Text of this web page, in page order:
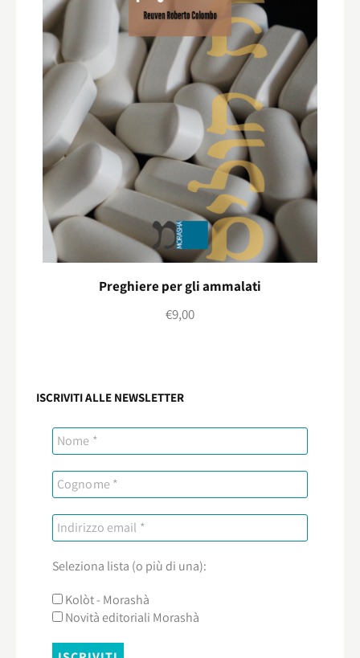
Preghiere per gli ammalati
€9,00
ISCRIVITI ALLE NEWSLETTER
Seleziona lista (o più di una):
Kolòt - Morashà
Novità editoriali Morashà